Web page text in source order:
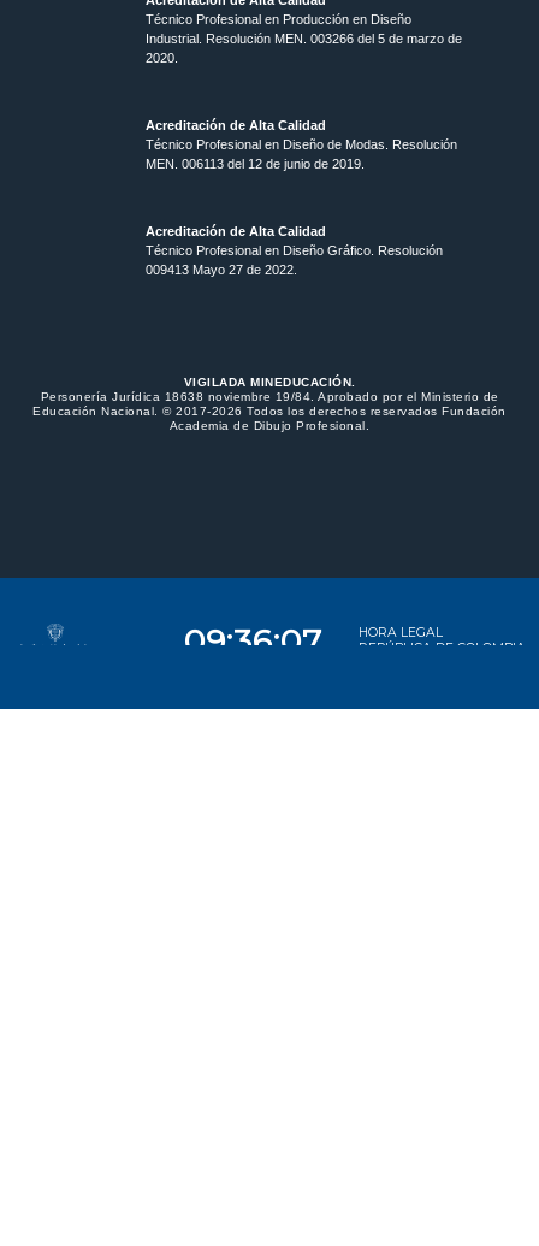
Técnico Profesional en Producción en Diseño
Industrial. Resolución MEN. 003266 del 5 de marzo de
2020.
Acreditación de Alta Calidad
Técnico Profesional en Diseño de Modas. Resolución
MEN. 006113 del 12 de junio de 2019.
Acreditación de Alta Calidad
Técnico Profesional en Diseño Gráfico. Resolución
009413 Mayo 27 de 2022.
VIGILADA MINEDUCACIÓN.
Personería Jurídica 18638 noviembre 19/84. Aprobado por el Ministerio de
Educación Nacional. © 2017-2026 Todos los derechos reservados Fundación
Academia de Dibujo Profesional.